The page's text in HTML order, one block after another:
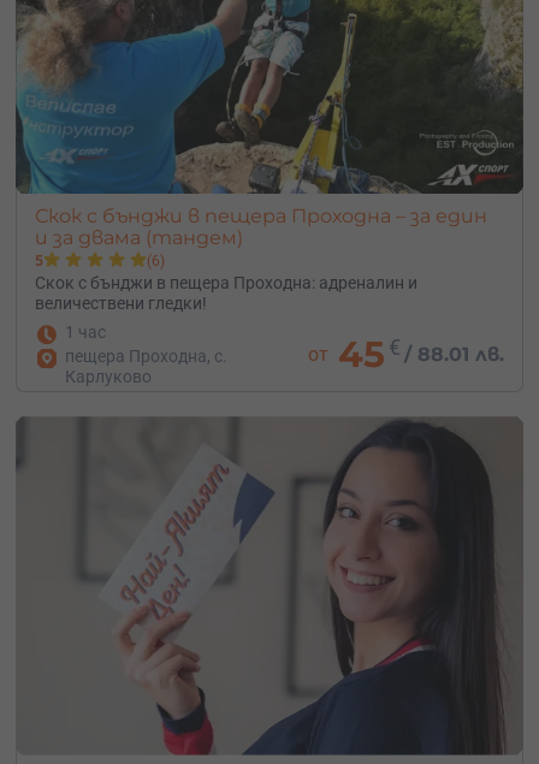
Скок с бънджи в пещера Проходна – за един
и за двама (тандем)
5 (6)
Скок с бънджи в пещера Проходна: адреналин и
величествени гледки!
1 час
пещера Проходна, с.
Карлуково
от 45 € / 88.01 лв.